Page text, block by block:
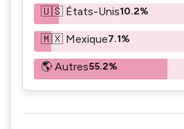
🇺🇸 États-Unis10.2%
🇲🇽 Mexique7.1%
🌎 Autres55.2%